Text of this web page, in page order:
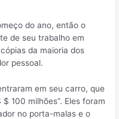
do ano, então o
de seu trabalho em
da maioria dos
pessoal.
em seu carro, que
100 milhões”. Eles foram
no porta-malas e o